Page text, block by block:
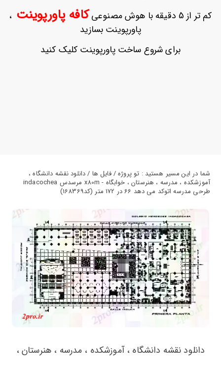
ثبت
بازیابی
کم تر از 5 دقیقه با هوش مصنوعی کافه پاورپوینت ،
پاورپوینت بسازید
برای شروع ساخت پاورپوینت کلیک کنید
شما در این مسیر هستید : تو پروژه / فایل ها / دانلود نقشه دانشگاه ،
آموزشکده ، مدرسه ، هنرستان ، خوابگاه - x80m مرسدس indacochea
طرحی مدرسه اتوکد می دهد 66 در 172 متر (کد168369)
دانلود نقشه دانشگاه ، آموزشکده ، مدرسه ، هنرستان ،